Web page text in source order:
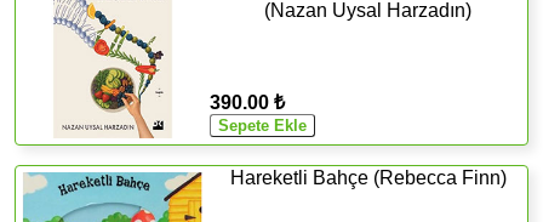
(Nazan Uysal Harzadın)
390.00 ₺
Hareketli Bahçe (Rebecca Finn)